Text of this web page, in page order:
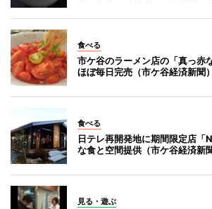
食べる
市ケ谷のラーメン店の「真っ赤
ほぼ毎日完売（市ケ谷経済新聞）
食べる
日テレ再開発地に期間限定店「
な食と空間提供（市ケ谷経済新聞
見る・遊ぶ